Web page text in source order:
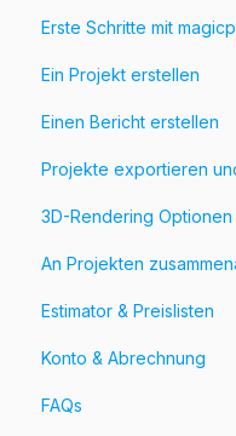
Erste Schritte mit
Einführung in
Erste Schritte
Ein Projekt erstellen
Erstellung eines
Passe deinen
Füge Objekte zu
Einen Bericht erstellen
Hinzufügen von
Projekte exportieren
Exportiere deine
Anpassen von
Teile deine Projekte
3D-Rendering Optionen
An Projekten
Workspaces und
Estimator & Preislisten
Konto & Abrechnung
Rechnungen
FAQs